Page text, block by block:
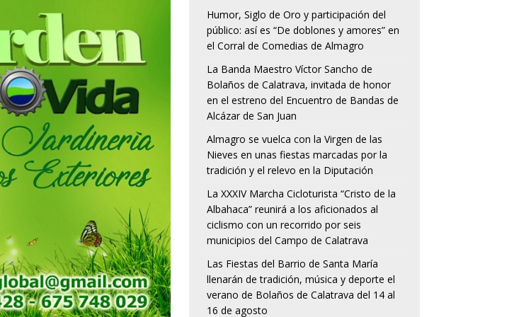
Humor, Siglo de Oro y participación del
público: así es “De doblones y amores” en
el Corral de Comedias de Almagro
La Banda Maestro Víctor Sancho de
Bolaños de Calatrava, invitada de honor
en el estreno del Encuentro de Bandas de
Alcázar de San Juan
Almagro se vuelca con la Virgen de las
Nieves en unas fiestas marcadas por la
tradición y el relevo en la Diputación
La XXXIV Marcha Cicloturista “Cristo de la
Albahaca” reunirá a los aficionados al
ciclismo con un recorrido por seis
municipios del Campo de Calatrava
Las Fiestas del Barrio de Santa María
llenarán de tradición, música y deporte el
verano de Bolaños de Calatrava del 14 al
16 de agosto